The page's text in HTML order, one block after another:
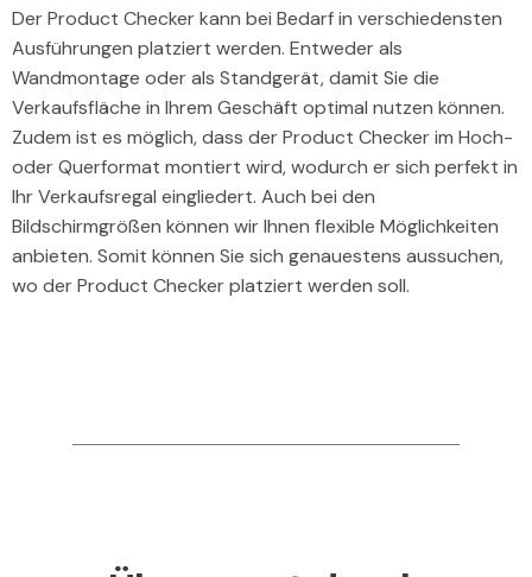
Der Product Checker kann bei Bedarf in verschiedensten
Ausführungen platziert werden. Entweder als
Wandmontage oder als Standgerät, damit Sie die
Verkaufsfläche in Ihrem Geschäft optimal nutzen können.
Zudem ist es möglich, dass der Product Checker im Hoch-
oder Querformat montiert wird, wodurch er sich perfekt in
Ihr Verkaufsregal eingliedert. Auch bei den
Bildschirmgrößen können wir Ihnen flexible Möglichkeiten
anbieten. Somit können Sie sich genauestens aussuchen,
wo der Product Checker platziert werden soll.